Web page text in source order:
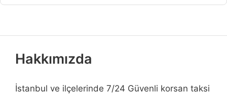
Hakkımızda
İstanbul ve ilçelerinde 7/24 Güvenli korsan taksi